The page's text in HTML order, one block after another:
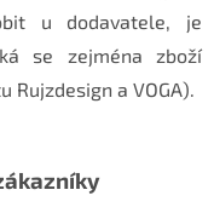
u dodavatele, je
se zejména zboží
a VOGA).